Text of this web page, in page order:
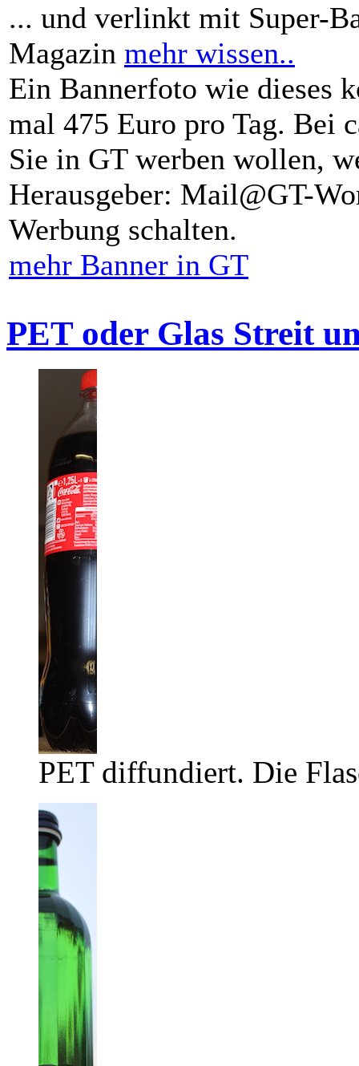
... und verlinkt mit Super-
Magazin mehr wissen..
Ein Bannerfoto wie dieses
mal 475 Euro pro Tag. Bei
Sie in GT werben wollen,
Herausgeber: Mail@GT-
Werbung schalten.
mehr Banner in GT
PET oder Glas Streit
PET diffundiert. Die